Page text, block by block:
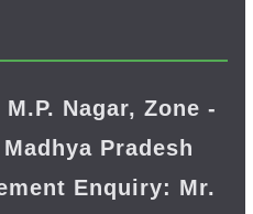
Nagar, Zone -
Pradesh
Enquiry: Mr.